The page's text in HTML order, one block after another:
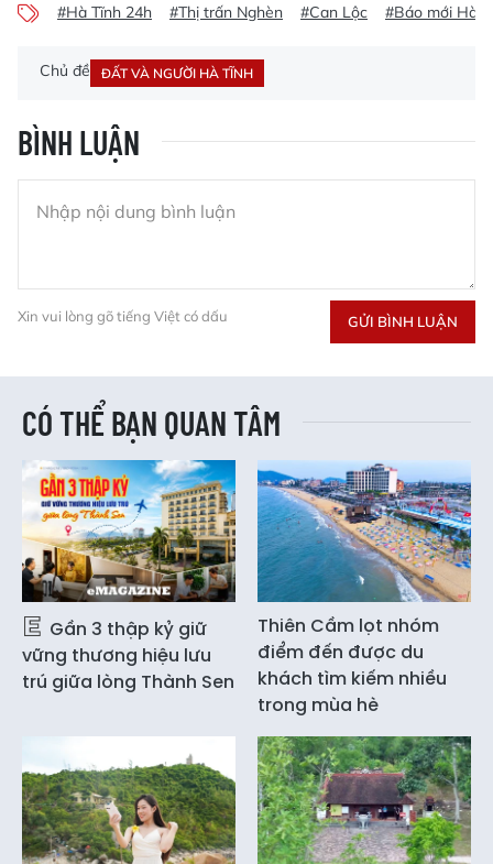
#Hà Tĩnh 24h #Thị trấn Nghèn #Can Lộc #Báo mới Hà
Chủ đề ĐẤT VÀ NGƯỜI HÀ TĨNH
BÌNH LUẬN
Xin vui lòng gõ tiếng Việt có dấu GỬI BÌNH LUẬN
CÓ THỂ BẠN QUAN TÂM
Gần 3 thập kỷ giữ
vững thương hiệu lưu
trú giữa lòng Thành Sen
Thiên Cầm lọt nhóm
điểm đến được du
khách tìm kiếm nhiều
trong mùa hè